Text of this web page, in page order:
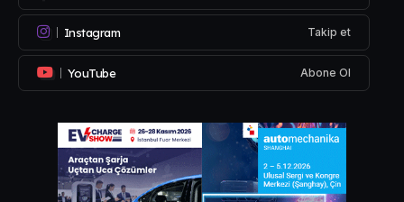
Instagram Takip et
YouTube Abone Ol